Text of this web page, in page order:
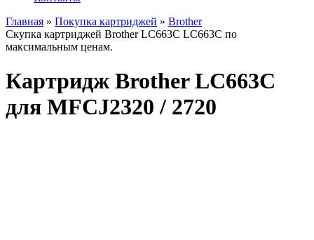
Главная » Покупка картриджей » Brother
Скупка картриджей Brother LC663C LC663C по
максимальным ценам.
Картридж Brother LC663C
для MFCJ2320 / 2720